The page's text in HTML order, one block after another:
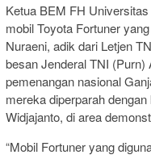
Ketua BEM FH
mobil Toyota Fortuner
Nuraeni, adik dari Letjen
besan Jenderal TNI
pemenangan nasional
mereka diperparah
Widjajanto, di area
“Mobil Fortuner yang